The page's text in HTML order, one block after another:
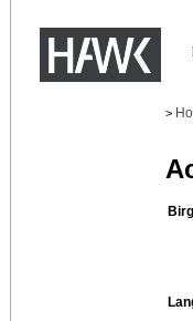
>